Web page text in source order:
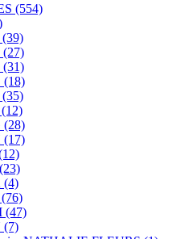
(554)
(39)
(27)
(31)
(18)
(35)
(12)
(28)
(17)
(23)
(4)
(76)
(47)
(7)